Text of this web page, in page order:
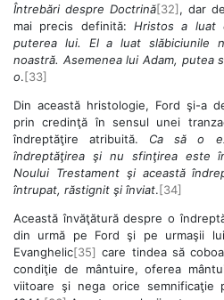
Întrebări despre Doctrină[32], dar
mai precis definită:Hristos a luat
puterea lui. El a luat slăbiciunile
noastră. Asemenea lui Adam, putea
o.[33]
Din această hristologie, Ford şi-a
prin credinţă în sensul unei
îndreptăţire atribuită. Ca să o
îndreptăţirea şi nu sfinţirea este
Noului Trestament şi această
întrupat, răstignit şi înviat.[34]
Această învăţătură despre o
din urmă pe Ford şi pe urmaşii
Evanghelic[35] care tindea să
condiţie de mântuire, oferea
viitoare şi nega orice semnificaţie